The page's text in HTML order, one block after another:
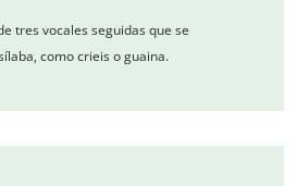
tres vocales seguidas que se
como crieis o guaina.